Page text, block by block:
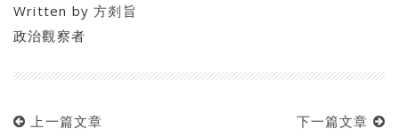
Written by方剡旨
政治觀察者
上一篇文章
下一篇文章